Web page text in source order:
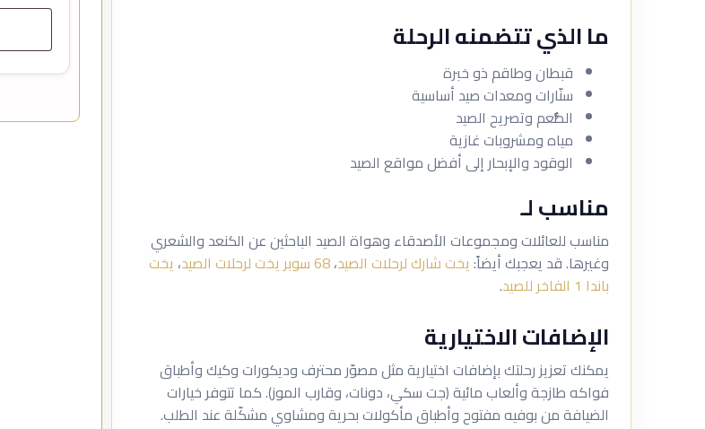
ما الذي تتضمنه الرحلة
قبطان وطاقم ذو خبرة
سنّارات ومعدات صيد أساسية
الطُّعم وتصريح الصيد
مياه ومشروبات غازية
الوقود والإبحار إلى أفضل مواقع الصيد
مناسب لـ
مناسب للعائلات ومجموعات الأصدقاء وهواة الصيد الباحثين عن الكنعد والشعري
وغيرها. قد يعجبك أيضاً: يخت شارك لرحلات الصيد،68 سوبر يخت لرحلات الصيد ، يخت
باندا 1 الفاخر للصيد
.
الإضافات الاختيارية
يمكنك تعزيز رحلتك بإضافات اختيارية مثل مصوّر محترف وديكورات وكيك وأطباق
فواكه طازجة وألعاب مائية (جت سكي، دونات، وقارب الموز). كما تتوفر خيارات
الضيافة من بوفيه مفتوح وأطباق مأكولات بحرية ومشاوي مشكّلة عند الطلب.